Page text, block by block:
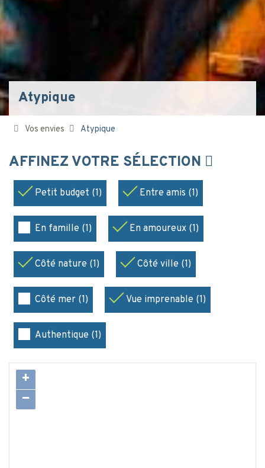
Atypique
Vos envies Atypique
AFFINEZ VOTRE SÉLECTION
Petit budget (1) Entre amis (1)
En famille (1) En amoureux (1)
Côté nature (1) Côté ville (1)
Côté mer (1) Vue imprenable (1)
Authentique (1)
+
−